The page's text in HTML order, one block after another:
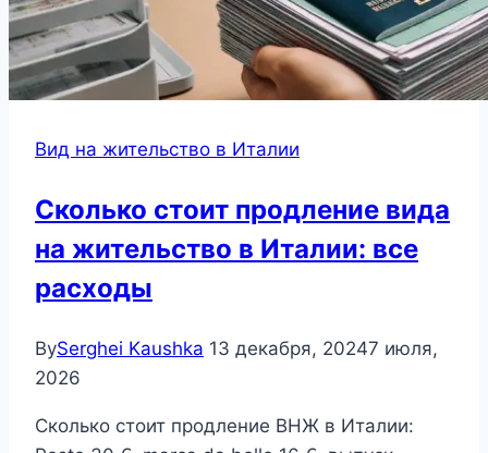
Вид на жительство в Италии
Сколько стоит продление вида
на жительство в Италии: все
расходы
BySerghei Kaushka 13 декабря, 20247 июля,
2026
Сколько стоит продление ВНЖ в Италии: